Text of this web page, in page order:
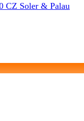
CZ Soler & Palau